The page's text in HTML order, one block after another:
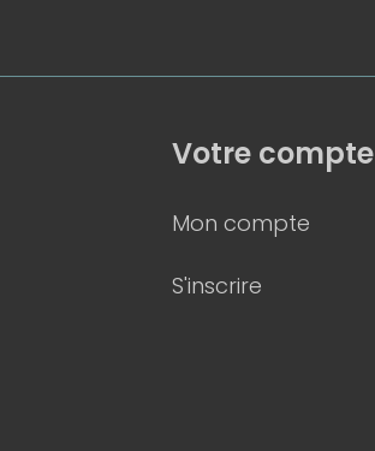
Votre compte
Mon compte
S'inscrire